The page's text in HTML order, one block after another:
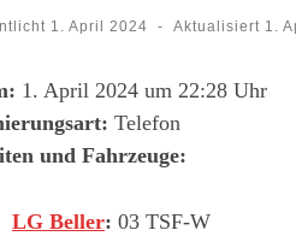
1. April 2024 - Aktualisiert 1.
1. April 2024 um 22:28 Uhr
Telefon
und Fahrzeuge:
LG Beller: 03 TSF-W